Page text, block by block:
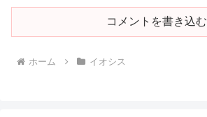
コメントを書き込む
ホーム イオシス